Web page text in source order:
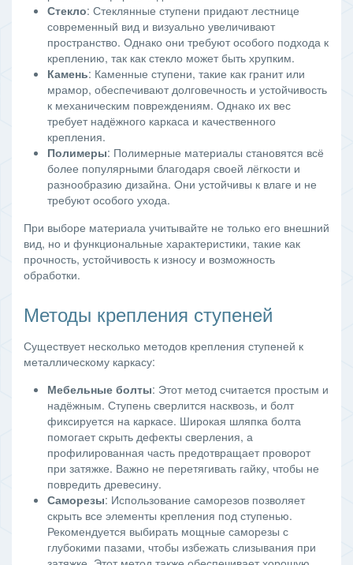
Стекло: Стеклянные ступени придают лестнице
современный вид и визуально увеличивают
пространство. Однако они требуют особого подхода к
креплению, так как стекло может быть хрупким.
Камень: Каменные ступени, такие как гранит или
мрамор, обеспечивают долговечность и устойчивость
к механическим повреждениям. Однако их вес
требует надёжного каркаса и качественного
крепления.
Полимеры: Полимерные материалы становятся всё
более популярными благодаря своей лёгкости и
разнообразию дизайна. Они устойчивы к влаге и не
требуют особого ухода.
При выборе материала учитывайте не только его внешний
вид, но и функциональные характеристики, такие как
прочность, устойчивость к износу и возможность
обработки.
Методы крепления ступеней
Существует несколько методов крепления ступеней к
металлическому каркасу:
Мебельные болты: Этот метод считается простым и
надёжным. Ступень сверлится насквозь, и болт
фиксируется на каркасе. Широкая шляпка болта
помогает скрыть дефекты сверления, а
профилированная часть предотвращает проворот
при затяжке. Важно не перетягивать гайку, чтобы не
повредить древесину.
Саморезы: Использование саморезов позволяет
скрыть все элементы крепления под ступенью.
Рекомендуется выбирать мощные саморезы с
глубокими пазами, чтобы избежать слизывания при